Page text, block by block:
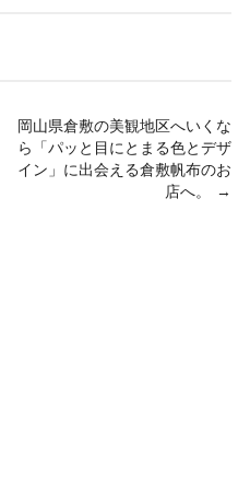
岡山県倉敷の美観地区へいくな
ら「パッと目にとまる色とデザ
イン」に出会える倉敷帆布のお
店へ。 →